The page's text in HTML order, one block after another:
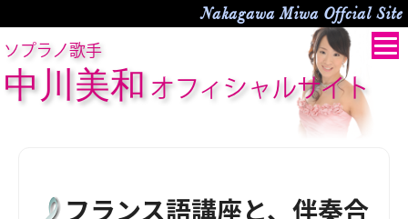
Nakagawa Miwa Offcial Site
ソプラノ歌手
中川美和 オフィシャルサイト
フランス語講座と、伴奏合